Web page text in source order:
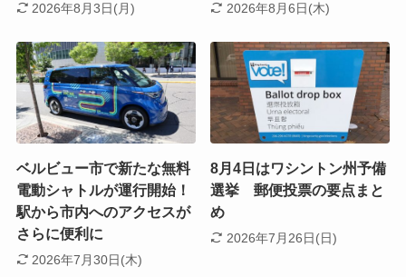
2026年8月3日(月) 2026年8月6日(木)
ベルビュー市で新たな無料
電動シャトルが運行開始！
駅から市内へのアクセスが
さらに便利に
2026年7月30日(木)
8月4日はワシントン州予備
選挙 郵便投票の要点まと
め
2026年7月26日(日)